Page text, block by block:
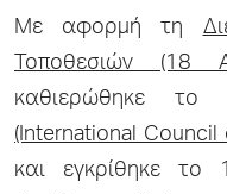
Με αφορμή τη
Τοποθεσιών (18
καθιερώθηκε
(International
και εγκρίθηκε